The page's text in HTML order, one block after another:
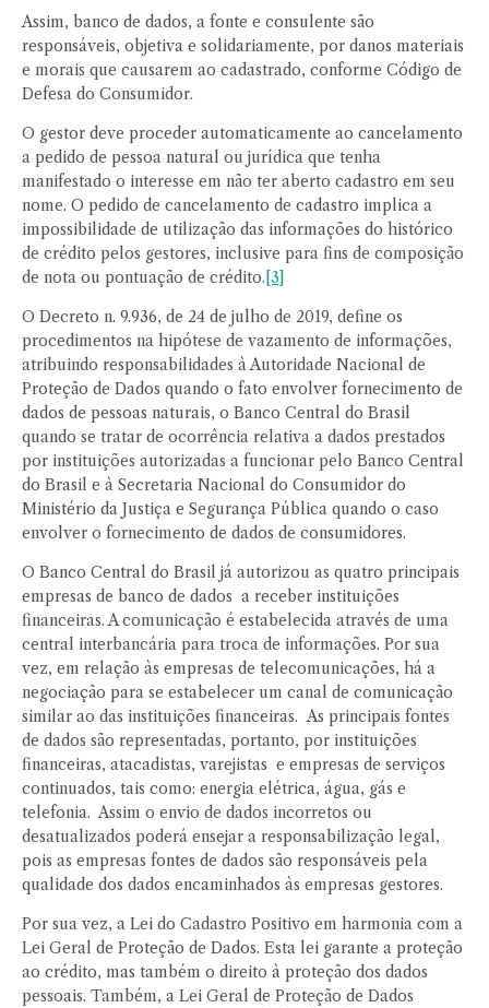
Assim, banco de dados, a fonte e consulente são
responsáveis, objetiva e solidariamente, por danos materiais
e morais que causarem ao cadastrado, conforme Código de
Defesa do Consumidor.
O gestor deve proceder automaticamente ao cancelamento
a pedido de pessoa natural ou jurídica que tenha
manifestado o interesse em não ter aberto cadastro em seu
nome. O pedido de cancelamento de cadastro implica a
impossibilidade de utilização das informações do histórico
de crédito pelos gestores, inclusive para fins de composição
de nota ou pontuação de crédito. [3]
O Decreto n. 9.936, de 24 de julho de 2019, define os
procedimentos na hipótese de vazamento de informações,
atribuindo responsabilidades à Autoridade Nacional de
Proteção de Dados quando o fato envolver fornecimento de
dados de pessoas naturais, o Banco Central do Brasil
quando se tratar de ocorrência relativa a dados prestados
por instituições autorizadas a funcionar pelo Banco Central
do Brasil e à Secretaria Nacional do Consumidor do
Ministério da Justiça e Segurança Pública quando o caso
envolver o fornecimento de dados de consumidores.
O Banco Central do Brasil já autorizou as quatro principais
empresas de banco de dados a receber instituições
financeiras. A comunicação é estabelecida através de uma
central interbancária para troca de informações. Por sua
vez, em relação às empresas de telecomunicações, há a
negociação para se estabelecer um canal de comunicação
similar ao das instituições financeiras. As principais fontes
de dados são representadas, portanto, por instituições
financeiras, atacadistas, varejistas e empresas de serviços
continuados, tais como: energia elétrica, água, gás e
telefonia. Assim o envio de dados incorretos ou
desatualizados poderá ensejar a responsabilização legal,
pois as empresas fontes de dados são responsáveis pela
qualidade dos dados encaminhados às empresas gestores.
Por sua vez, a Lei do Cadastro Positivo em harmonia com a
Lei Geral de Proteção de Dados. Esta lei garante a proteção
ao crédito, mas também o direito à proteção dos dados
pessoais. Também, a Lei Geral de Proteção de Dados